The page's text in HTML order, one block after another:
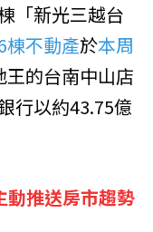
「新光三越台
棟不動產於本周
王的台南中山店
行以約43.75億
動推送房市趨勢